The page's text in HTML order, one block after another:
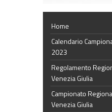
Home
Calendario
2023
Regolamento
Venezia Giulia
Campionato
Venezia Giulia